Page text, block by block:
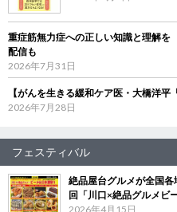
重症筋無力症への正しい知識と理解
配信も
2026年7月31日
【がんを生きる緩和ケア医・大橋洋
2026年7月28日
フェスティバル
絶品屋台グルメが全国
回「川口×絶品グルメビ
2026年4月15日